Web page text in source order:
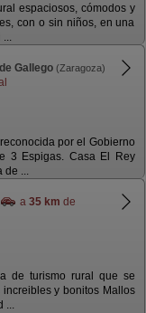
espaciosos, cómodos y
con o sin niños, en una
...
Gallego (Zaragoza)
por el Gobierno
3 Espigas. Casa El Rey
de ...
a 35 km de
de turismo rural que se
y bonitos Mallos
...